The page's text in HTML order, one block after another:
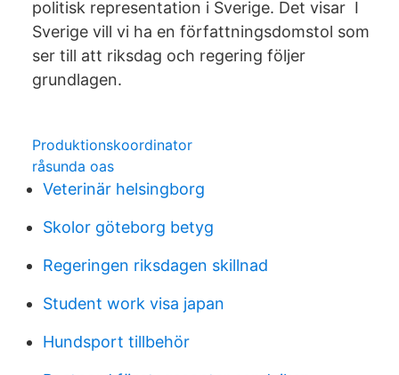
politisk representation i Sverige. Det visar I
Sverige vill vi ha en författningsdomstol som
ser till att riksdag och regering följer
grundlagen.
Produktionskoordinator
råsunda oas
Veterinär helsingborg
Skolor göteborg betyg
Regeringen riksdagen skillnad
Student work visa japan
Hundsport tillbehör